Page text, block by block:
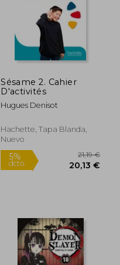
5%
dcto.
Sésame 2. Cahier
D'activités
Hugues Denisot
Hachette, Tapa Blanda,
Nuevo